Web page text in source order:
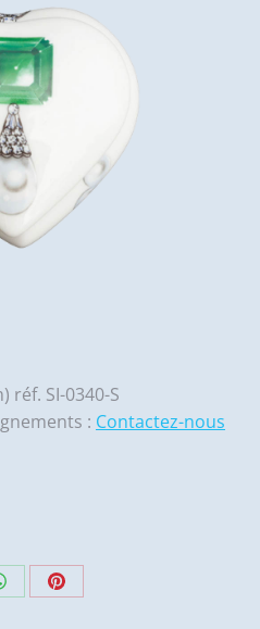
réf. SI-0340-S
: Contactez-nous
Partager